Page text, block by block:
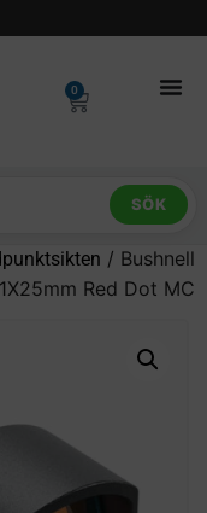
0
SÖK
/ Bushnell
Red Dot MC